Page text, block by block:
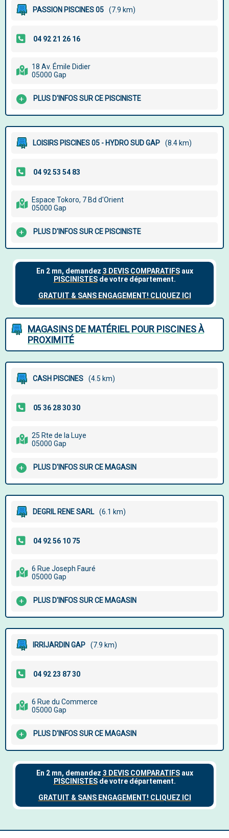
PASSION PISCINES 05 (7.9 km)
18 Av. Émile Didier
05000 Gap
PLUS D'INFOS SUR CE PISCINISTE
LOISIRS PISCINES 05 - HYDRO SUD GAP (8.4 km)
Espace Tokoro, 7 Bd d'Orient
05000 Gap
PLUS D'INFOS SUR CE PISCINISTE
MAGASINS DE MATÉRIEL POUR PISCINES À
PROXIMITÉ
CASH PISCINES (4.5 km)
25 Rte de la Luye
05000 Gap
PLUS D'INFOS SUR CE MAGASIN
DEGRIL RENE SARL (6.1 km)
6 Rue Joseph Fauré
05000 Gap
PLUS D'INFOS SUR CE MAGASIN
IRRIJARDIN GAP (7.9 km)
6 Rue du Commerce
05000 Gap
PLUS D'INFOS SUR CE MAGASIN